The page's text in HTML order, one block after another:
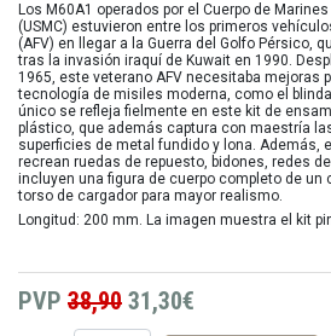
Los M60A1 operados por el Cuerpo de
(USMC) estuvieron entre los primeros
(AFV) en llegar a la Guerra del Golfo Pérsico,
tras la invasión iraquí de Kuwait en 1990.
1965, este veterano AFV necesitaba mejoras
tecnología de misiles moderna, como el
único se refleja fielmente en este kit de
plástico, que además captura con maestría
superficies de metal fundido y lona. Además,
recrean ruedas de repuesto, bidones, redes
incluyen una figura de cuerpo completo de un
torso de cargador para mayor realismo.
Longitud: 200 mm. La imagen muestra el kit
PVP 38,90 31,30€